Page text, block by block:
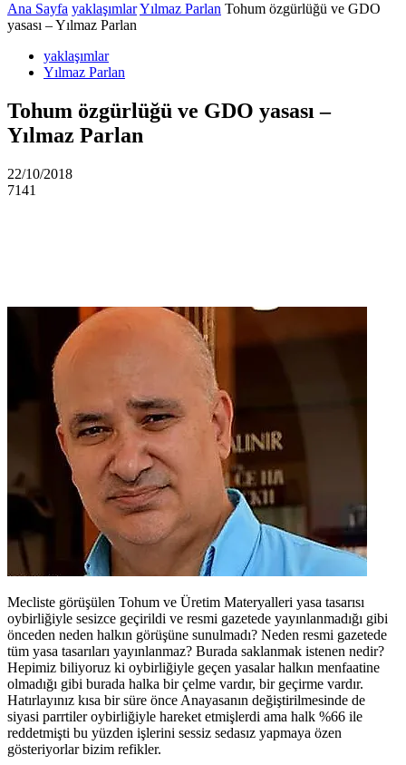
Ana Sayfa yaklaşımlarYılmaz Parlan Tohum özgürlüğü ve GDO
yasası – Yılmaz Parlan
yaklaşımlar
Yılmaz Parlan
Tohum özgürlüğü ve GDO yasası –
Yılmaz Parlan
22/10/2018
7141
Mecliste görüşülen Tohum ve Üretim Materyalleri yasa tasarısı
oybirliğiyle sesizce geçirildi ve resmi gazetede yayınlanmadığı gibi
önceden neden halkın görüşüne sunulmadı? Neden resmi gazetede
tüm yasa tasarıları yayınlanmaz? Burada saklanmak istenen nedir?
Hepimiz biliyoruz ki oybirliğiyle geçen yasalar halkın menfaatine
olmadığı gibi burada halka bir çelme vardır, bir geçirme vardır.
Hatırlayınız kısa bir süre önce Anayasanın değiştirilmesinde de
siyasi parrtiler oybirliğiyle hareket etmişlerdi ama halk %66 ile
reddetmişti bu yüzden işlerini sessiz sedasız yapmaya özen
gösteriyorlar bizim refikler.